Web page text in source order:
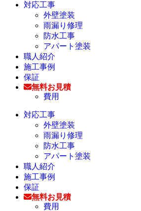
対応工事
外壁塗装
雨漏り修理
防水工事
アパート塗装
職人紹介
施工事例
保証
無料お見積
費用
対応工事
外壁塗装
雨漏り修理
防水工事
アパート塗装
職人紹介
施工事例
保証
無料お見積
費用